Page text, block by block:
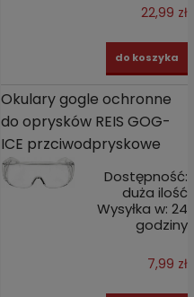
22,99 zł
do koszyka
Okulary gogle ochronne
do oprysków REIS GOG-
ICE przciwodpryskowe
Dostępność:
duża ilość
Wysyłka w: 24
godziny
7,99 zł